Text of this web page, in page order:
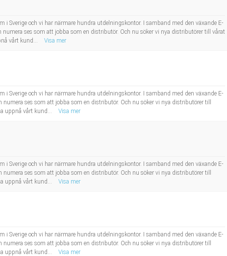
Sverige och vi har närmare hundra utdelningskontor. I samband med den växande E-
ses som att jobba som en distributör. Och nu söker vi nya distributörer till vårat
vårt kund...
Visa mer
Sverige och vi har närmare hundra utdelningskontor. I samband med den växande E-
ses som att jobba som en distributör. Och nu söker vi nya distributörer till
uppnå vårt kund...
Visa mer
Sverige och vi har närmare hundra utdelningskontor. I samband med den växande E-
ses som att jobba som en distributör. Och nu söker vi nya distributörer till
uppnå vårt kund...
Visa mer
Sverige och vi har närmare hundra utdelningskontor. I samband med den växande E-
ses som att jobba som en distributör. Och nu söker vi nya distributörer till
uppnå vårt kund...
Visa mer